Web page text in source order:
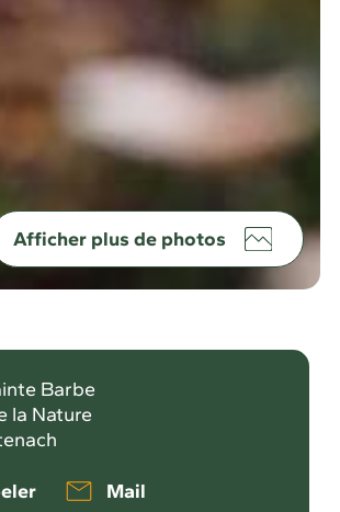
Afficher plus de photos
Barbe
la Nature
Mail